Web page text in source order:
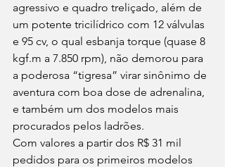
agressivo e quadro treliçado, além de
um potente tricilídrico com 12 válvulas
e 95 cv, o qual esbanja torque (quase 8
kgf.m a 7.850 rpm), não demorou para
a poderosa “tigresa” virar sinônimo de
aventura com boa dose de adrenalina,
e também um dos modelos mais
procurados pelos ladrões.
Com valores a partir dos R$ 31 mil
pedidos para os primeiros modelos